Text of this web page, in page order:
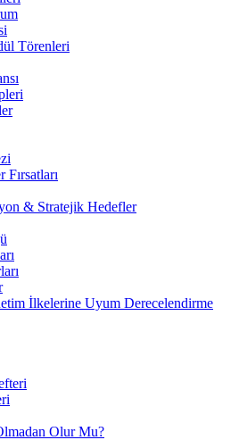
Törenleri
& Stratejik Hedefler
İlkelerine Uyum Derecelendirme
Olur Mu?